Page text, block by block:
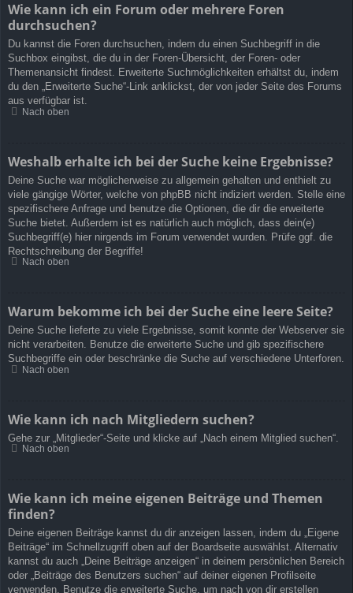
Wie kann ich ein Forum oder mehrere Foren
durchsuchen?
Du kannst die Foren durchsuchen, indem du einen Suchbegriff in die
Suchbox eingibst, die du in der Foren-Übersicht, der Foren- oder
Themenansicht findest. Erweiterte Suchmöglichkeiten erhältst du, indem
du den „Erweiterte Suche“-Link anklickst, der von jeder Seite des Forums
aus verfügbar ist.
Nach oben
Weshalb erhalte ich bei der Suche keine Ergebnisse?
Deine Suche war möglicherweise zu allgemein gehalten und enthielt zu
viele gängige Wörter, welche von phpBB nicht indiziert werden. Stelle eine
spezifischere Anfrage und benutze die Optionen, die dir die erweiterte
Suche bietet. Außerdem ist es natürlich auch möglich, dass dein(e)
Suchbegriff(e) hier nirgends im Forum verwendet wurden. Prüfe ggf. die
Rechtschreibung der Begriffe!
Nach oben
Warum bekomme ich bei der Suche eine leere Seite?
Deine Suche lieferte zu viele Ergebnisse, somit konnte der Webserver sie
nicht verarbeiten. Benutze die erweiterte Suche und gib spezifischere
Suchbegriffe ein oder beschränke die Suche auf verschiedene Unterforen.
Nach oben
Wie kann ich nach Mitgliedern suchen?
Gehe zur „Mitglieder“-Seite und klicke auf „Nach einem Mitglied suchen“.
Nach oben
Wie kann ich meine eigenen Beiträge und Themen
finden?
Deine eigenen Beiträge kannst du dir anzeigen lassen, indem du „Eigene
Beiträge“ im Schnellzugriff oben auf der Boardseite auswählst. Alternativ
kannst du auch „Deine Beiträge anzeigen“ in deinem persönlichen Bereich
oder „Beiträge des Benutzers suchen“ auf deiner eigenen Profilseite
verwenden. Benutze die erweiterte Suche, um nach von dir erstellen